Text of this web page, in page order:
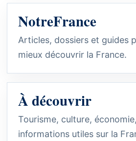
NotreFrance
Articles, dossiers et guides
mieux découvrir la France.
À découvrir
Tourisme, culture,
informations utiles sur la